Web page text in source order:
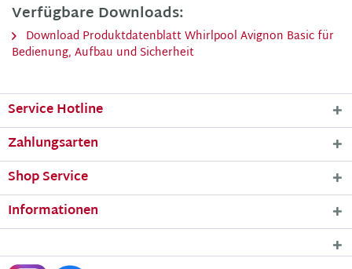
Verfügbare Downloads:
Download Produktdatenblatt Whirlpool Avignon Basic für
Bedienung, Aufbau und Sicherheit
Service Hotline
Zahlungsarten
Shop Service
Informationen